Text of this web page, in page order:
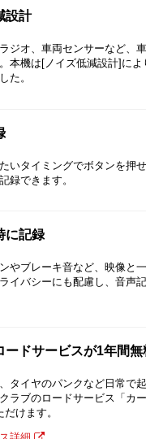
設計
ジオ、車両センサーなど、
本機は[ノイズ低減設計]に
た。
いタイミングでボタンを押
録できます。
に記録
やブレーキ音など、映像と
イバシーにも配慮し、音声
ードサービスが1年間無
タイヤのパンクなど日常で
ラブのロードサービス「カ
けます。